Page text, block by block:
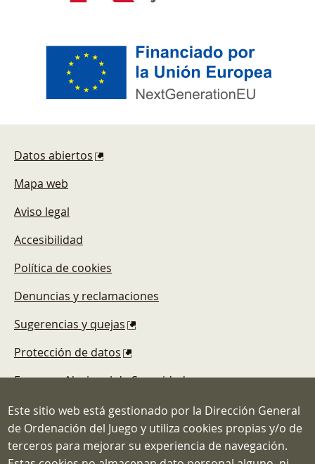
Datos abiertos
Mapa web
Aviso legal
Accesibilidad
Política de cookies
Denuncias y reclamaciones
Sugerencias y quejas
Protección de datos
Esquema Nacional de Seguridad
Este sitio web está gestionado por la Dirección General
de Ordenación del Juego y utiliza cookies propias y/o de
terceros para mejorar su experiencia de navegación.